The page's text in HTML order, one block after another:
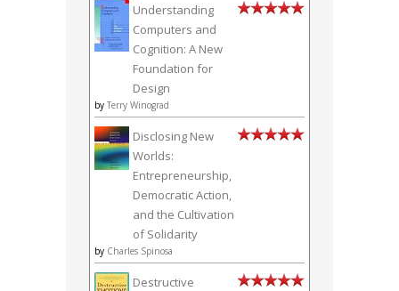
Understanding
Computers and
Cognition: A New
Foundation for
Design
by Terry Winograd
Disclosing New
Worlds:
Entrepreneurship,
Democratic Action,
and the Cultivation
of Solidarity
by Charles Spinosa
Destructive